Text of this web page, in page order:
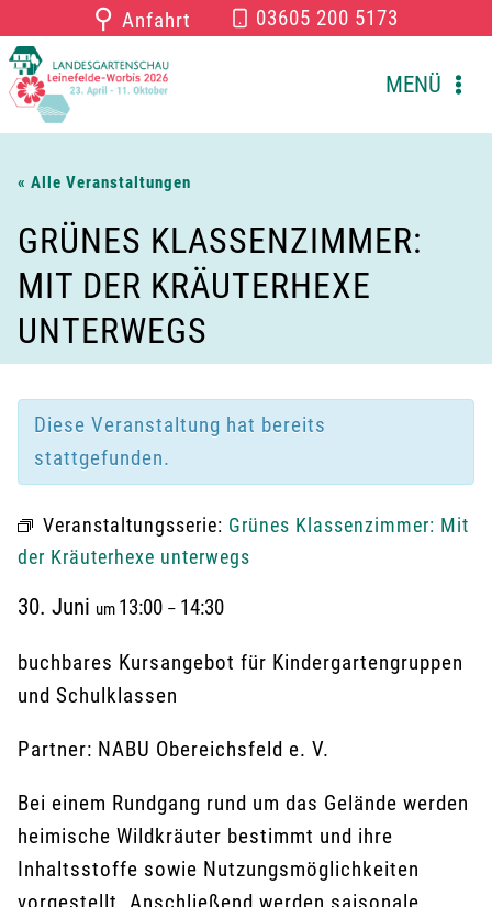
Inhalt
springen
⚲ Anfahrt 03605 200 5173
MENÜ
« Alle Veranstaltungen
GRÜNES KLASSENZIMMER:
MIT DER KRÄUTERHEXE
UNTERWEGS
Diese Veranstaltung hat bereits
stattgefunden.
Veranstaltungsserie: Grünes Klassenzimmer: Mit
der Kräuterhexe unterwegs
30. Juni um 13:00 – 14:30
buchbares Kursangebot für Kindergartengruppen
und Schulklassen
Partner: NABU Obereichsfeld e. V.
Bei einem Rundgang rund um das Gelände werden
heimische Wildkräuter bestimmt und ihre
Inhaltsstoffe sowie Nutzungsmöglichkeiten